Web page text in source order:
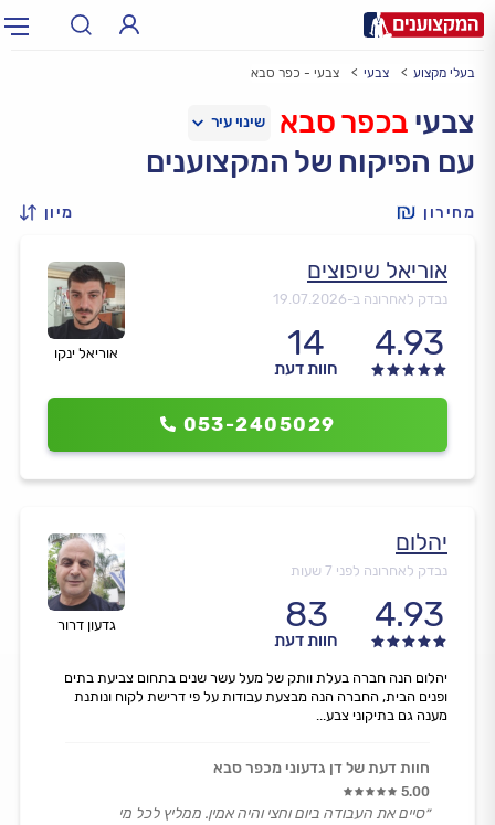
עירעיר: תל אביב, חיפה…
בעלי מקצוע צבעי צבעי - כפר סבא
צבעי בכפר סבא
עם הפיקוח של המקצוענים
מחירון מיון
אוריאל ינקו
אוריאל שיפוצים
נבדק לאחרונה ב-19.07.2026
4.93
14
חוות דעת
053-2405029
גדעון דרור
יהלום
נבדק לאחרונה לפני 7 שעות
4.93
83
חוות דעת
יהלום הנה חברה בעלת וותק של מעל עשר שנים בתחום צביעת בתים
ופנים הבית, החברה הנה מבצעת עבודות על פי דרישת לקוח ונותנת
מענה גם בתיקוני צבע...
חוות דעת של דן גדעוני מכפר סבא
5.00
״סיים את העבודה ביום וחצי והיה אמין. ממליץ לכל מי